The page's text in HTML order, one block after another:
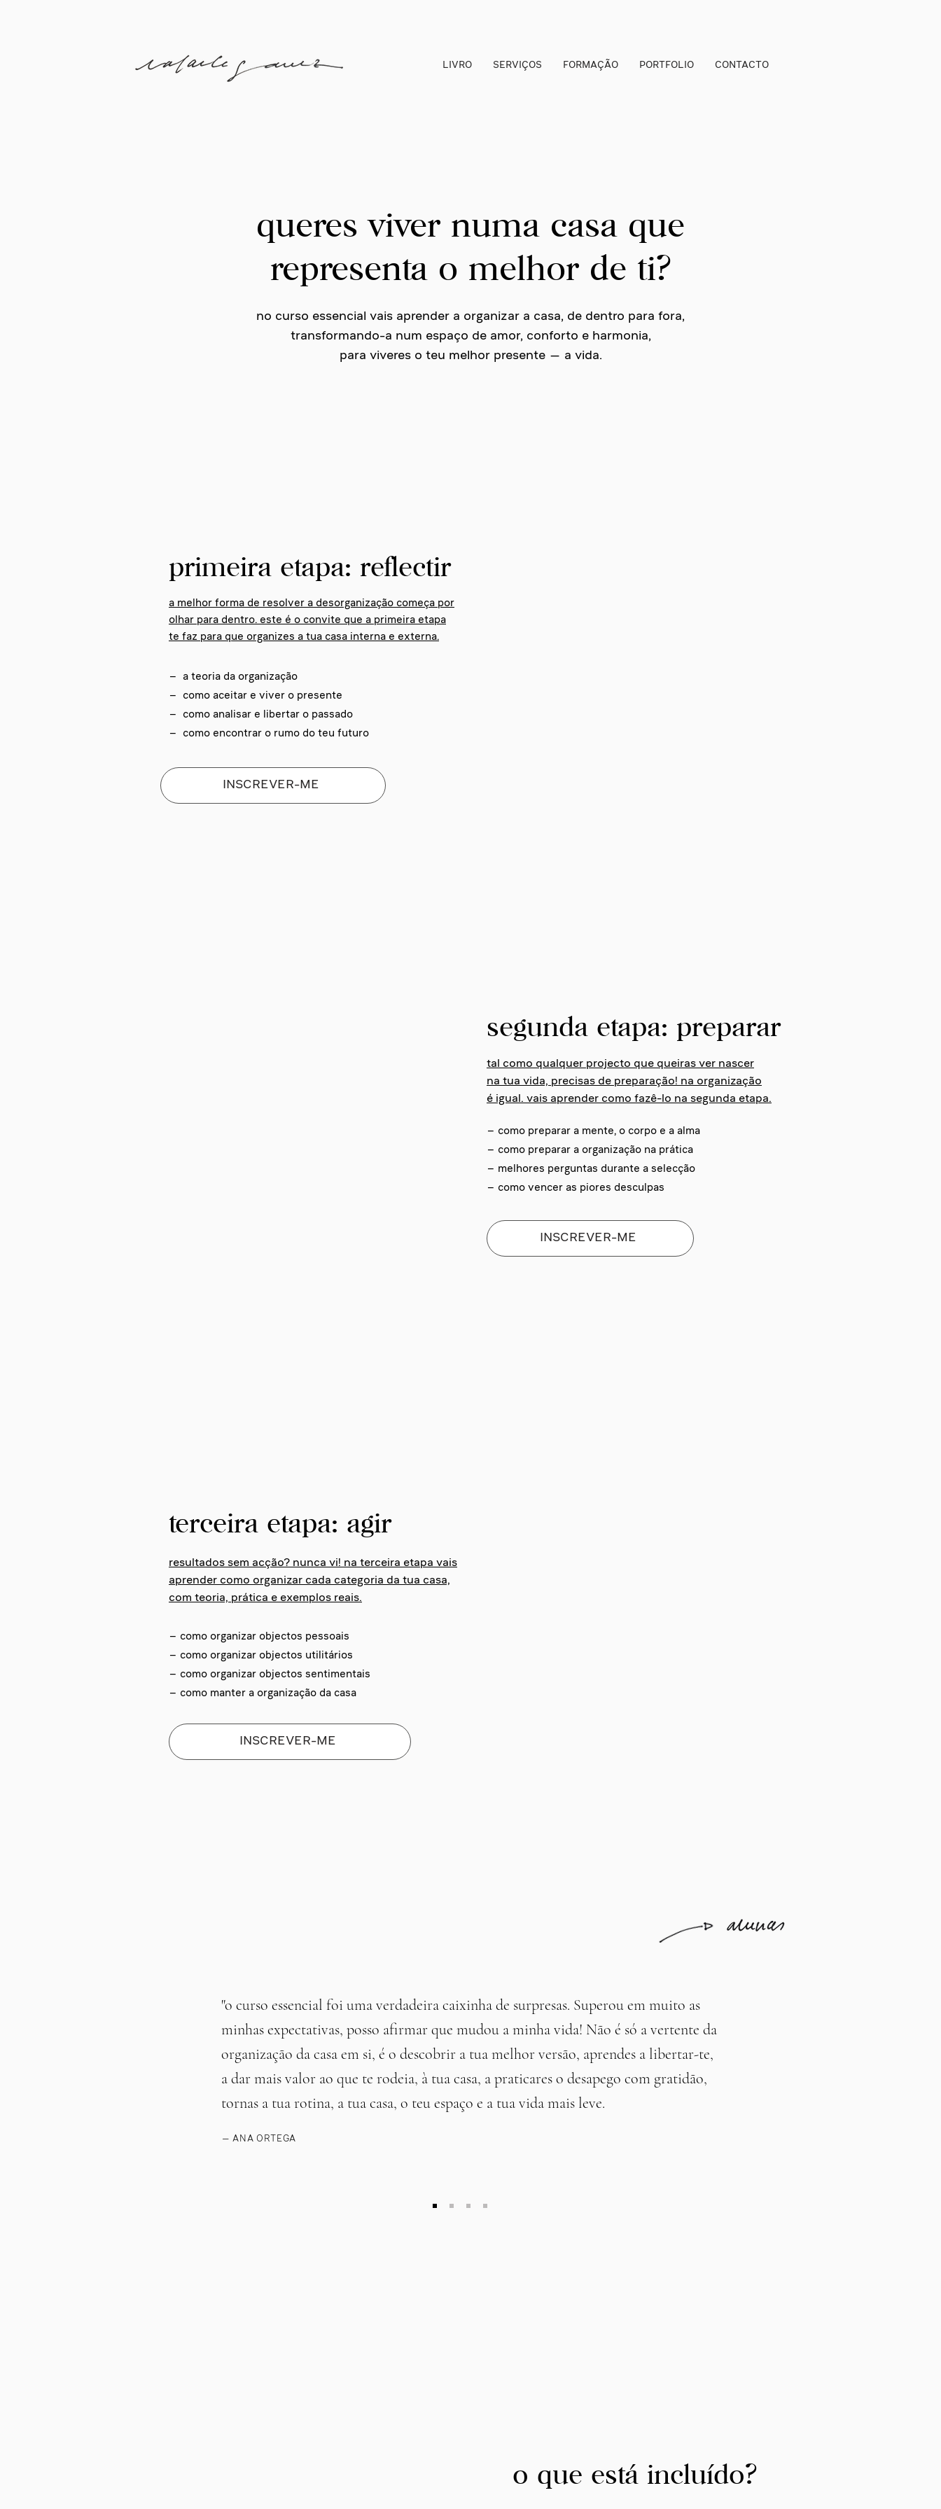
LIVRO SERVIÇOS FORMAÇÃO PORTFOLIO CONTACTO
queres viver numa casa que
representa o melhor de ti?
no curso essencial vais aprender a organizar a casa, de dentro para fora,
transformando-a num espaço de amor, conforto e harmonia,
para viveres o teu melhor presente — a vida.
primeira etapa: reflectir
a melhor forma de resolver a desorganização começa por
olhar para dentro. este é o convite que a primeira etapa
te faz para que organizes a tua casa interna e externa.
– a teoria da organização
– como aceitar e viver o presente
– como analisar e libertar o passado
– como encontrar o rumo do teu futuro
INSCREVER-ME
segunda etapa: preparar
tal como qualquer projecto que queiras ver nascer
na tua vida, precisas de preparação! na organização
é igual. vais aprender como fazê-lo na segunda etapa.
– como preparar a mente, o corpo e a alma
– como preparar a organização na prática
– melhores perguntas durante a selecção
– como vencer as piores desculpas
INSCREVER-ME
terceira etapa: agir
resultados sem acção? nunca vi! na terceira etapa vais
aprender como organizar cada categoria da tua casa,
com teoria, prática e exemplos reais.
– como organizar objectos pessoais
– como organizar objectos utilitários
– como organizar objectos sentimentais
– como manter a organização da casa
INSCREVER-ME
"o curso essencial foi uma verdadeira caixinha de surpresas. Superou em muito as
minhas expectativas, posso afirmar que mudou a minha vida! Não é só a vertente da
organização da casa em si, é o descobrir a tua melhor versão, aprendes a libertar-te,
a dar mais valor ao que te rodeia, à tua casa, a praticares o desapego com gratidão,
tornas a tua rotina, a tua casa, o teu espaço e a tua vida mais leve.
— ANA ORTEGA
o que está incluído?